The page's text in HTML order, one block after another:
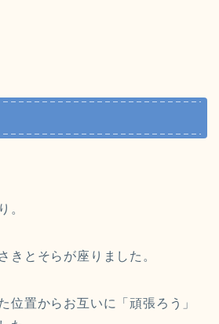
。
きとそらが座りました。
位置からお互いに「頑張ろう」